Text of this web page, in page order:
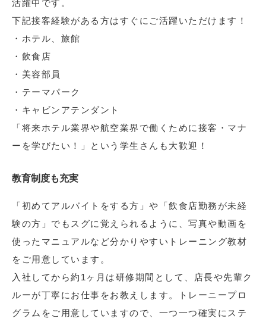
活躍中です。
下記接客経験がある方はすぐにご活躍いただけます！
・ホテル、旅館
・飲食店
・美容部員
・テーマパーク
・キャビンアテンダント
「将来ホテル業界や航空業界で働くために接客・マナ
ーを学びたい！」という学生さんも大歓迎！
教育制度も充実
「初めてアルバイトをする方」や「飲食店勤務が未経
験の方」でもスグに覚えられるように、写真や動画を
使ったマニュアルなど分かりやすいトレーニング教材
をご用意しています。
入社してから約1ヶ月は研修期間として、店長や先輩ク
ルーが丁寧にお仕事をお教えします。トレーニープロ
グラムをご用意していますので、一つ一つ確実にステ